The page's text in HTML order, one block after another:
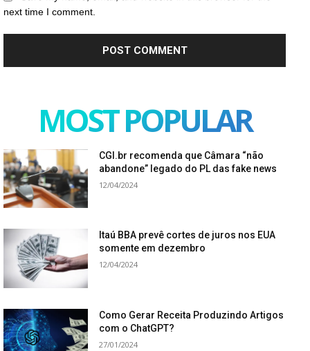
next time I comment.
MOST POPULAR
CGI.br recomenda que Câmara “não
abandone” legado do PL das fake news
12/04/2024
Itaú BBA prevê cortes de juros nos EUA
somente em dezembro
12/04/2024
Como Gerar Receita Produzindo Artigos
com o ChatGPT?
27/01/2024